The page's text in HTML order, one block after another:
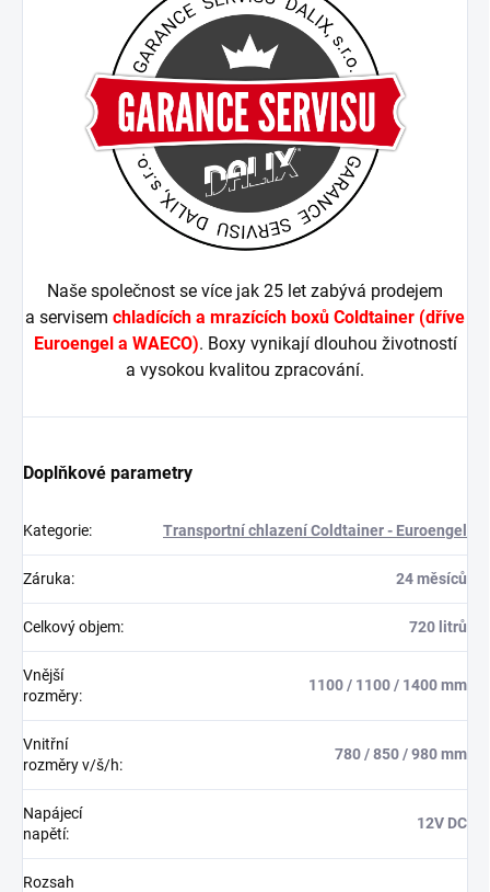
Naše společnost se více jak 25 let zabývá prodejem
a servisem chladících a mrazících boxů Coldtainer (dříve
Euroengel a WAECO). Boxy vynikají dlouhou životností
a vysokou kvalitou zpracování.
Doplňkové parametry
Kategorie: Transportní chlazení Coldtainer - Euroengel
Záruka: 24 měsíců
Celkový objem: 720 litrů
Vnější
rozměry:
1100 / 1100 / 1400 mm
Vnitřní
rozměry v/š/h:
780 / 850 / 980 mm
Napájecí
napětí:
12V DC
Rozsah